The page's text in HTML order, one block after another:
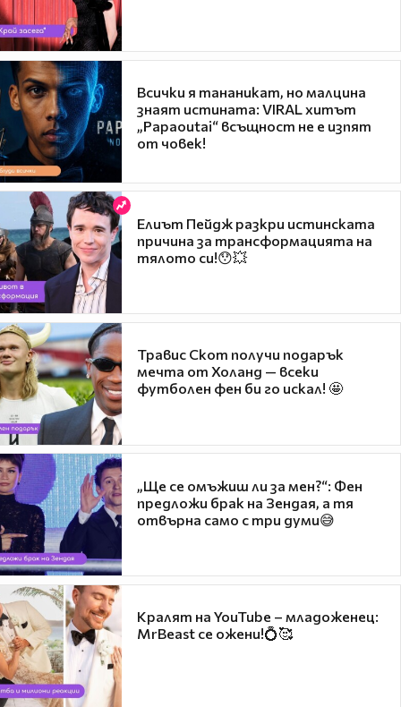
Всички я тананикат, но малцина
знаят истината: VIRAL хитът
„Papaoutai“ всъщност не е изпят
от човек!
Елиът Пейдж разкри истинската
причина за трансформацията на
тялото си!😯💥
Травис Скот получи подарък
мечта от Холанд — всеки
футболен фен би го искал! 🤩
„Ще се омъжиш ли за мен?“: Фен
предложи брак на Зендая, а тя
отвърна само с три думи😅
Кралят на YouTube – младоженец:
MrBeast се ожени!💍🥰